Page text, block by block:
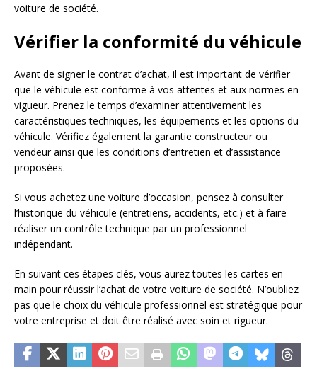
voiture de société.
Vérifier la conformité du véhicule
Avant de signer le contrat d’achat, il est important de vérifier
que le véhicule est conforme à vos attentes et aux normes en
vigueur. Prenez le temps d’examiner attentivement les
caractéristiques techniques, les équipements et les options du
véhicule. Vérifiez également la garantie constructeur ou
vendeur ainsi que les conditions d’entretien et d’assistance
proposées.
Si vous achetez une voiture d’occasion, pensez à consulter
l’historique du véhicule (entretiens, accidents, etc.) et à faire
réaliser un contrôle technique par un professionnel
indépendant.
En suivant ces étapes clés, vous aurez toutes les cartes en
main pour réussir l’achat de votre voiture de société. N’oubliez
pas que le choix du véhicule professionnel est stratégique pour
votre entreprise et doit être réalisé avec soin et rigueur.